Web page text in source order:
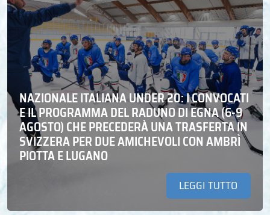
NAZIONALE ITALIANA UNDER 20: I CONVOCATI
E IL PROGRAMMA DEL RADUNO DI EGNA (6-9
AGOSTO) CHE PRECEDERÀ UNA TRASFERTA IN
SVIZZERA PER DUE AMICHEVOLI CON AMBRÌ
PIOTTA E LUGANO
LEGGI TUTTO